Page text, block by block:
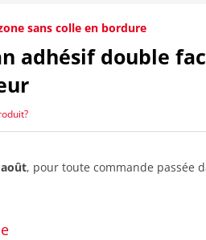
sans colle en bordure
adhésif double
, pour toute commande passée